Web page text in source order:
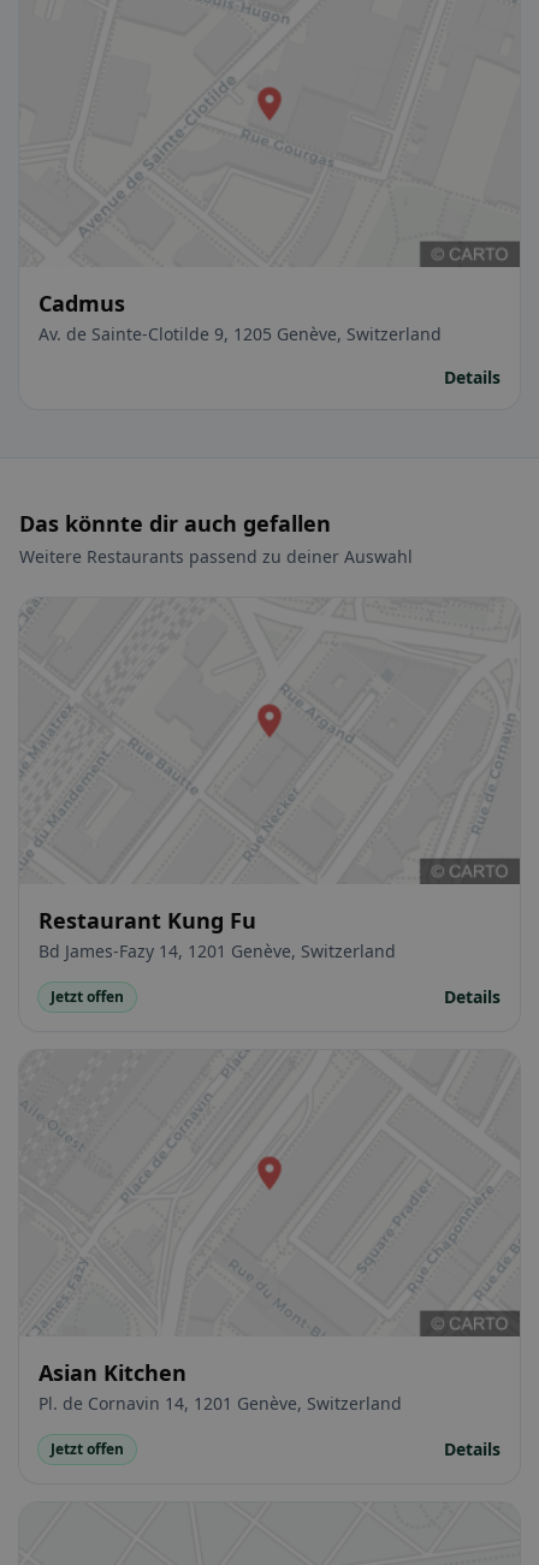
Cadmus
Av. de Sainte-Clotilde 9, 1205 Genève, Switzerland
Details
Das könnte dir auch gefallen
Weitere Restaurants passend zu deiner Auswahl
Restaurant Kung Fu
Bd James-Fazy 14, 1201 Genève, Switzerland
Jetzt offen Details
Asian Kitchen
Pl. de Cornavin 14, 1201 Genève, Switzerland
Jetzt offen Details